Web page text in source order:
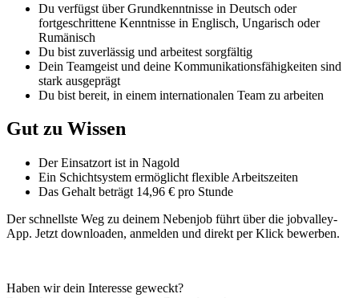
Du verfügst über Grundkenntnisse in Deutsch oder
fortgeschrittene Kenntnisse in Englisch, Ungarisch oder
Rumänisch
Du bist zuverlässig und arbeitest sorgfältig
Dein Teamgeist und deine Kommunikationsfähigkeiten sind
stark ausgeprägt
Du bist bereit, in einem internationalen Team zu arbeiten
Gut zu Wissen
Der Einsatzort ist in Nagold
Ein Schichtsystem ermöglicht flexible Arbeitszeiten
Das Gehalt beträgt 14,96 € pro Stunde
Der schnellste Weg zu deinem Nebenjob führt über die jobvalley-
App. Jetzt downloaden, anmelden und direkt per Klick bewerben.
Haben wir dein Interesse geweckt?